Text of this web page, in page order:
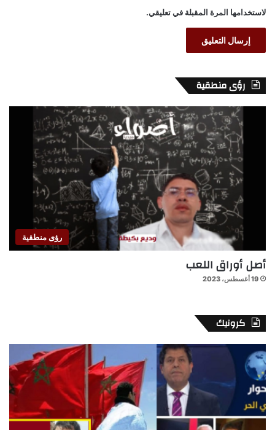
لاستخدامها المرة المقبلة في تعليقي.
رؤى منطقية
رؤى منطقية
أصل أوراق اللعب
19 أغسطس، 2023
كرونيك